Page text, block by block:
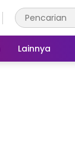
Lainnya